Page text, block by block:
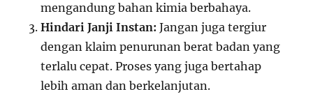
mengandung bahan kimia berbahaya.
Hindari Janji Instan: Jangan juga tergiur
dengan klaim penurunan berat badan yang
terlalu cepat. Proses yang juga bertahap
lebih aman dan berkelanjutan.